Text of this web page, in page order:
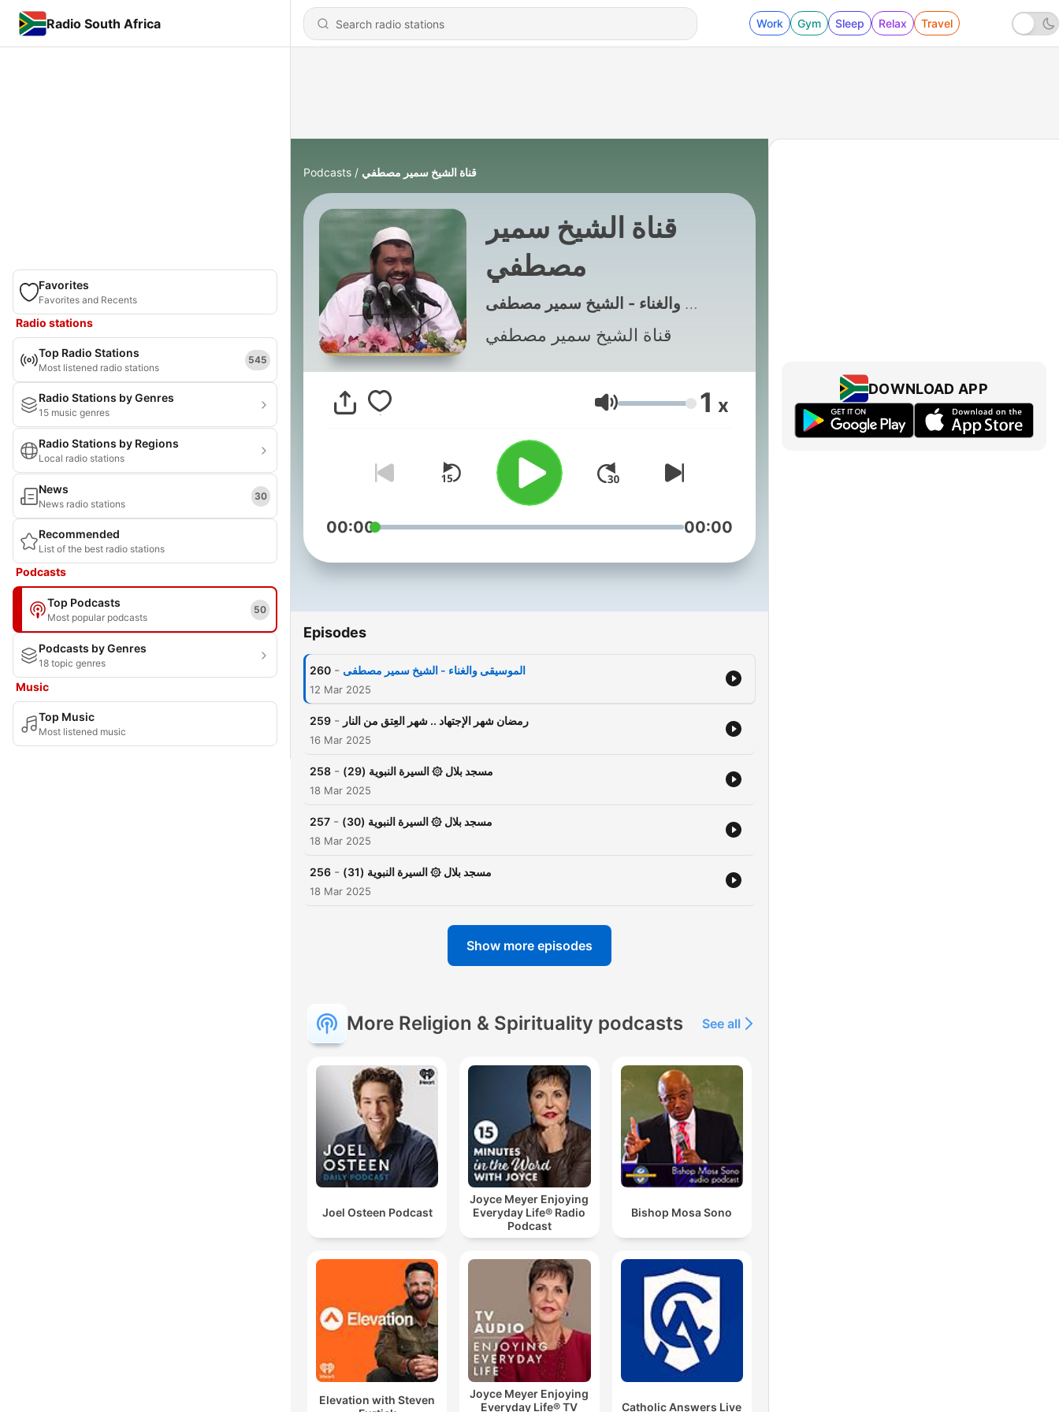
Radio South Africa Work Gym Sleep Relax Travel
Favorites
Favorites and Recents
Radio stations
Top Radio Stations
Most listened radio stations
545
Radio Stations by Genres
15 music genres
Radio Stations by Regions
Local radio stations
News
News radio stations
30
Recommended
List of the best radio stations
Podcasts
Top Podcasts
Most popular podcasts
50
Podcasts by Genres
18 topic genres
Music
Top Music
Most listened music
Podcasts قناة الشيخ سمير مصطفي
قناة الشيخ سمير
مصطفي
قناة الشيخ سمير مصطفي
Volume 1 x
00:00 00:00
Episodes
260 - الموسيقى والغناء - الشيخ سمير مصطفى
12 Mar 2025
259 - رمضان شهر الإجتهاد .. شهر العِتق من النار
16 Mar 2025
258 - مسجد بلال ۞ السيرة النبوية (29)
18 Mar 2025
257 - مسجد بلال ۞ السيرة النبوية (30)
18 Mar 2025
256 - مسجد بلال ۞ السيرة النبوية (31)
18 Mar 2025
Show more episodes
More Religion & Spirituality podcasts See all
Joel Osteen Podcast
Joyce Meyer Enjoying
Everyday Life® Radio
Podcast
Bishop Mosa Sono
Elevation with Steven
Joyce Meyer Enjoying
Everyday Life® TV
Catholic Answers Live
DOWNLOAD APP